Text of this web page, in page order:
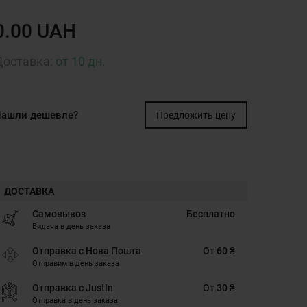
UAH
от 10 дн.
дешевле? Предложить цену
ДОСТАВКА
Самовывоз
Видача в день заказа
Бесплатно
Отправка с Нова Пошта
Отправим в день заказа
От 60 ₴
Отправка с JustIn
Отправка в день заказа
От 30 ₴